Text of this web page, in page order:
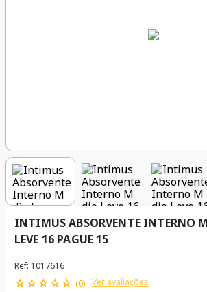
INTIMUS ABSORVENTE INTERNO
LEVE 16 PAGUE 15
Ref: 1017616
☆☆☆☆☆ (0) Ver avaliações